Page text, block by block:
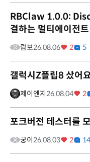
RBClaw 1.0.0:
결하는 멀티에이전
람보26.08.06 2 5
갤럭시Z플립8 샀어
제이엔지26.08.04 2
포크버전 테스터를
궁이26.08.03 2 14